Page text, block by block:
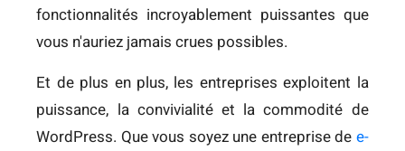
fonctionnalités incroyablement puissantes que
vous n'auriez jamais crues possibles.
Et de plus en plus, les entreprises exploitent la
puissance, la convivialité et la commodité de
WordPress. Que vous soyez une entreprise de e-